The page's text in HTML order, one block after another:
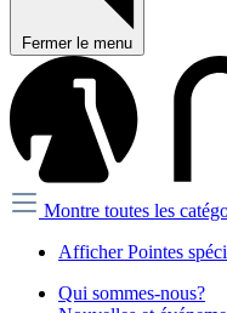
Fermer le menu
Montre toutes les
Afficher Pointes
Qui sommes-nous?